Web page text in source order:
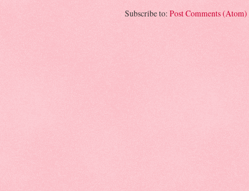
Subscribe to: Post Comments (Atom)